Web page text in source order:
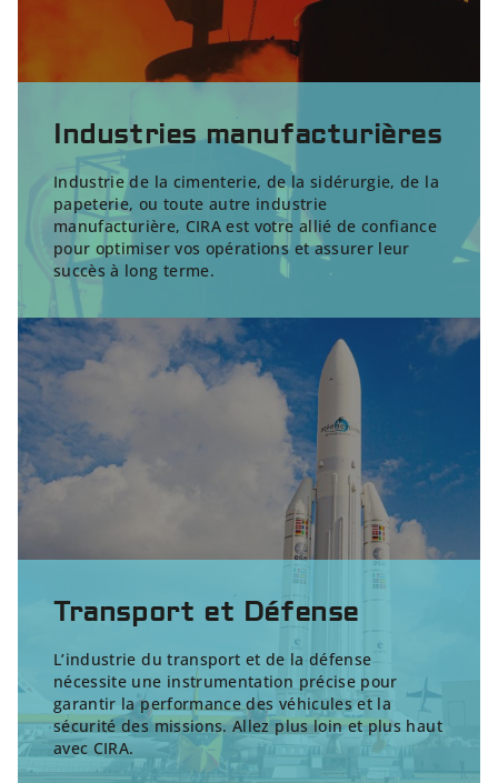
Industries manufacturières
Industrie de la cimenterie, de la sidérurgie, de la
papeterie, ou toute autre industrie
manufacturière, CIRA est votre allié de confiance
pour optimiser vos opérations et assurer leur
succès à long terme.
Transport et Défense
L’industrie du transport et de la défense
nécessite une instrumentation précise pour
garantir la performance des véhicules et la
sécurité des missions. Allez plus loin et plus haut
avec CIRA.